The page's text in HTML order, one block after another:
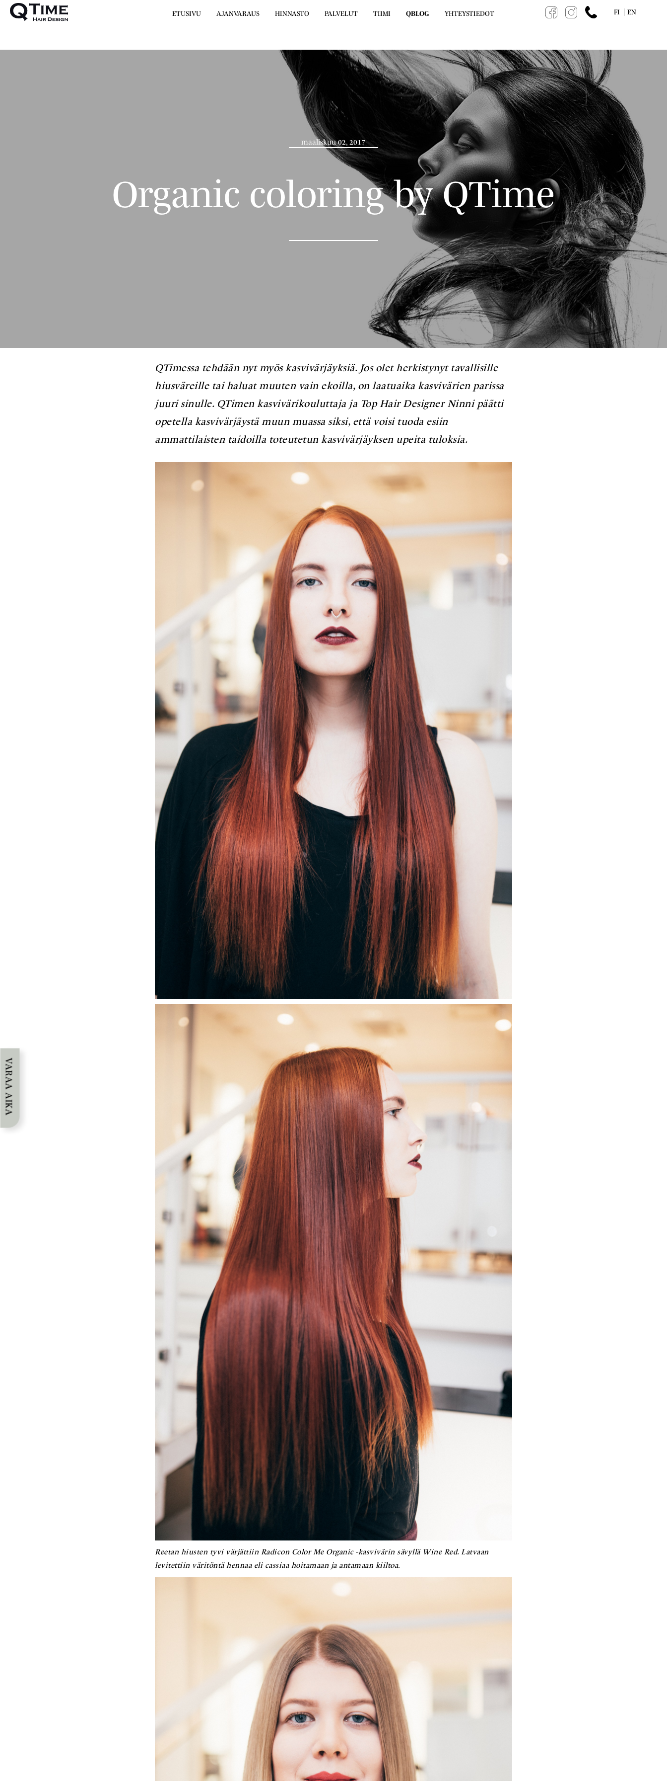
ETUSIVU AJANVARAUS HINNASTO PALVELUT TIIMI QBLOG YHTEYSTIEDOT FI EN
maaliskuu 02, 2017
Organic coloring by QTime
QTimessa tehdään nyt myös kasvivärjäyksiä. Jos olet herkistynyt tavallisille
hiusväreille tai haluat muuten vain ekoilla, on laatuaika kasvivärien parissa
juuri sinulle. QTimen kasvivärikouluttaja ja Top Hair Designer Ninni päätti
opetella kasvivärjäystä muun muassa siksi, että voisi tuoda esiin
ammattilaisten taidoilla toteutetun kasvivärjäyksen upeita tuloksia.
Reetan hiusten tyvi värjättiin Radicon Color Me Organic -kasvivärin sävyllä Wine Red. Latvaan
levitettiin väritöntä hennaa eli cassiaa hoitamaan ja antamaan kiiltoa.
VARAA AIKA